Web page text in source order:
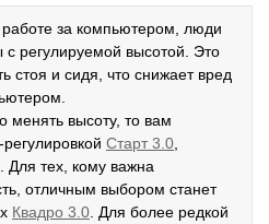
работе за компьютером, люди
регулируемой высотой. Это
стоя и сидя, что снижает вред
менять высоту, то вам
Старт 3.0
. Для тех, кому важна
отличным выбором станет
Квадро 3.0 . Для более редкой